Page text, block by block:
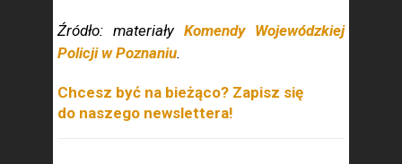
Źródło: materiały Komendy Wojewódzkiej
Policji w Poznaniu.
Chcesz być na bieżąco? Zapisz się
do naszego newslettera!